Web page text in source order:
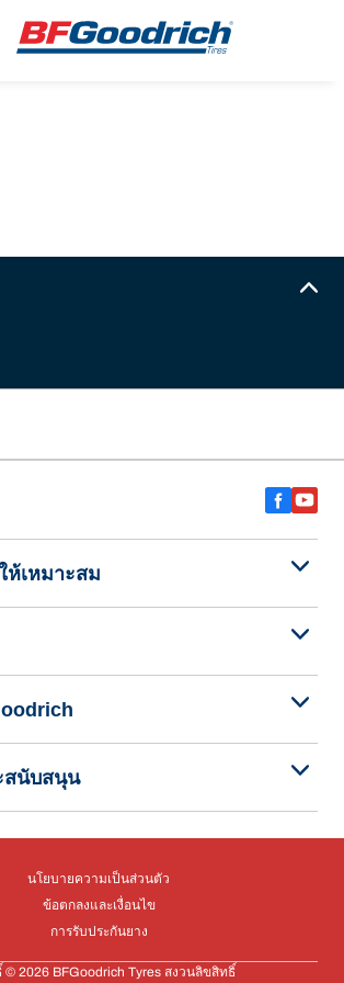
ห้เหมาะสม
สนับสนุน
นโยบายความเป็นส่วนตัว
ข้อตกลงและเงื่อนไข
การรับประกันยาง
© 2026 BFGoodrich Tyres สงวนลิขสิทธิ์